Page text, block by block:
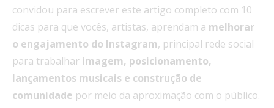
convidou para escrever este artigo completo com 10
dicas para que vocês, artistas, aprendam a melhorar
o engajamento do Instagram, principal rede social
para trabalhar imagem, posicionamento,
lançamentos musicais e construção de
comunidade por meio da aproximação com o público.